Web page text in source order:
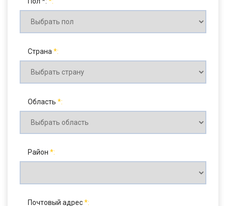
Страна
Область
Район
Почтовый адрес